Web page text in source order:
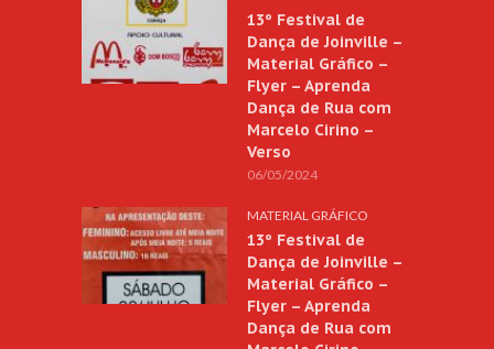
13º Festival de
Dança de Joinville –
Material Gráfico –
Flyer – Aprenda
Dança de Rua com
Marcelo Cirino –
Verso
06/05/2024
MATERIAL GRÁFICO
13º Festival de
Dança de Joinville –
Material Gráfico –
Flyer – Aprenda
Dança de Rua com